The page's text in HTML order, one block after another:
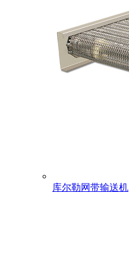
库尔勒网带输送机